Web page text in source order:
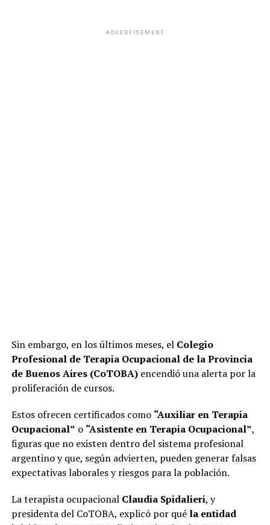
ADVERTISEMENT
Sin embargo, en los últimos meses, el Colegio
Profesional de Terapia Ocupacional de la Provincia
de Buenos Aires (CoTOBA)encendió una alerta por la
proliferación de cursos.
Estos ofrecen certificados como “Auxiliar en Terapia
Ocupacional” o “Asistente en Terapia Ocupacional”,
figuras que no existen dentro del sistema profesional
argentino y que, según advierten, pueden generar falsas
expectativas laborales y riesgos para la población.
La terapista ocupacional Claudia Spidalieri, y
presidenta del CoTOBA, explicó por qué la entidad